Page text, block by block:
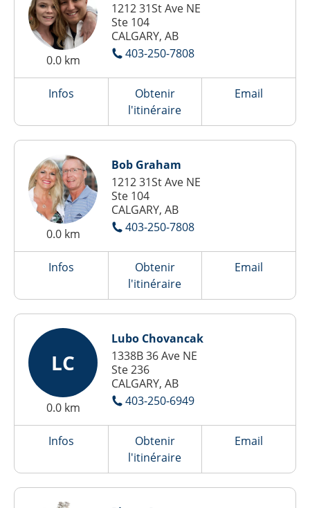
0.0 km
1212 31St Ave NE
Ste 104
CALGARY, AB
403-250-7808
Infos
Obtenir
l'itinéraire
Email
0.0 km
Bob Graham
1212 31St Ave NE
Ste 104
CALGARY, AB
403-250-7808
Infos
Obtenir
l'itinéraire
Email
LC
0.0 km
Lubo Chovancak
1338B 36 Ave NE
Ste 236
CALGARY, AB
403-250-6949
Infos
Obtenir
l'itinéraire
Email